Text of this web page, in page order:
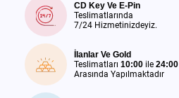
CD Key Ve E-Pin
Teslimatlarında
7/24 Hizmetinizdeyiz.
İlanlar Ve Gold
Teslimatları 10:00 ile 24:00
Arasında Yapılmaktadır